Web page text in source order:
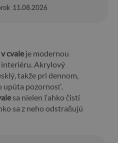
11.08.2026
cvaleje modernou
Akrylový
takže pri dennom,
upúta pozornosť.
sa nielen ľahko čistí
sa z neho odstraňujú